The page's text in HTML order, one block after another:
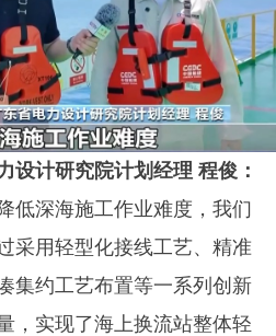
设计研究院计划经理 程俊：
低深海施工作业难度，我们
采用轻型化接线工艺、精准
集约工艺布置等一系列创新
，实现了海上换流站整体轻